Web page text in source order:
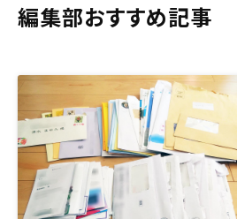
編集部おすすめ記事